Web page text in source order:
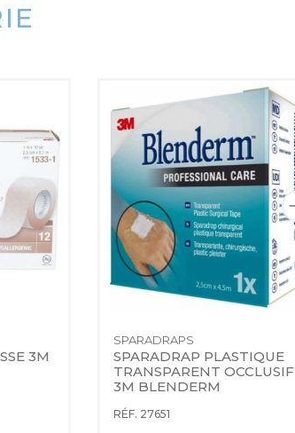
3M
SPARADRAPS
SPARADRAP PLASTIQUE
TRANSPARENT OCCLUSIF
3M BLENDERM
RÉF. 27651